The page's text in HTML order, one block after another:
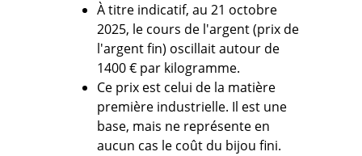
À titre indicatif, au 21 octobre
2025, le cours de l'argent (prix de
l'argent fin) oscillait autour de
1400 € par kilogramme.
Ce prix est celui de la matière
première industrielle. Il est une
base, mais ne représente en
aucun cas le coût du bijou fini.